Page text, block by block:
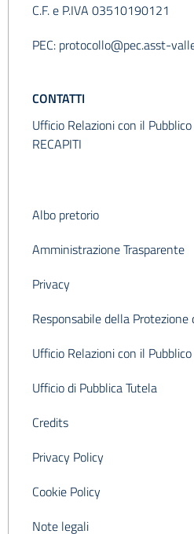
Dipartimento Amministrativo
C.F. e P.IVA 03510190121
PEC: protocollo@pec.asst-
CONTATTI
Ufficio Relazioni con il
RECAPITI
Albo pretorio
Amministrazione Trasparente
Privacy
Responsabile della Protezione
Ufficio Relazioni con il Pubblico
Ufficio di Pubblica Tutela
Credits
Privacy Policy
Cookie Policy
Note legali